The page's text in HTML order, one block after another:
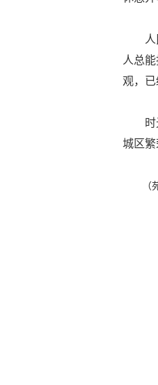
人总
观，已
城区繁
（